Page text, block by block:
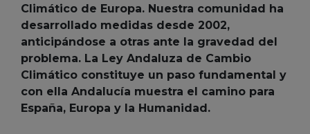
Climático de Europa. Nuestra comunidad ha
desarrollado medidas desde 2002,
anticipándose a otras ante la gravedad del
problema. La Ley Andaluza de Cambio
Climático constituye un paso fundamental y
con ella Andalucía muestra el camino para
España, Europa y la Humanidad.